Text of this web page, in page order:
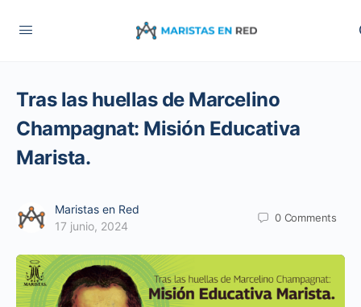
Tras las huellas de Marcelino
Champagnat: Misión Educativa
Marista.
Maristas en Red
17 junio, 2024
0 Comments